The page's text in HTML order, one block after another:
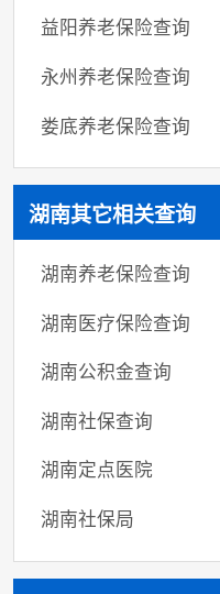
益阳养老保险查询
永州养老保险查询
娄底养老保险查询
湖南其它相关查询
湖南养老保险查询
湖南医疗保险查询
湖南公积金查询
湖南社保查询
湖南定点医院
湖南社保局